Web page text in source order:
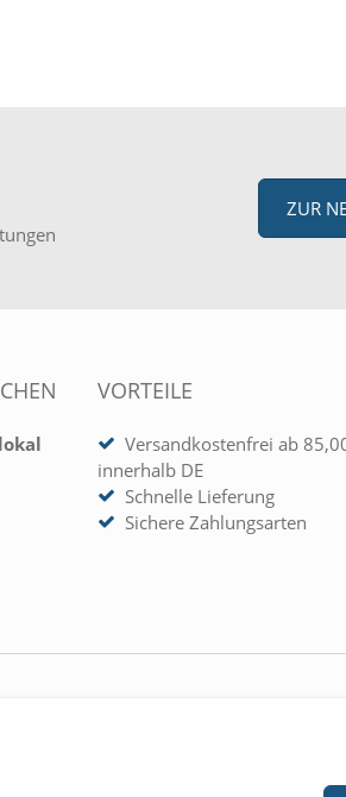
ZUR
VORTEILE
Versandkostenfrei ab
innerhalb DE
Schnelle Lieferung
Sichere Zahlungsarten